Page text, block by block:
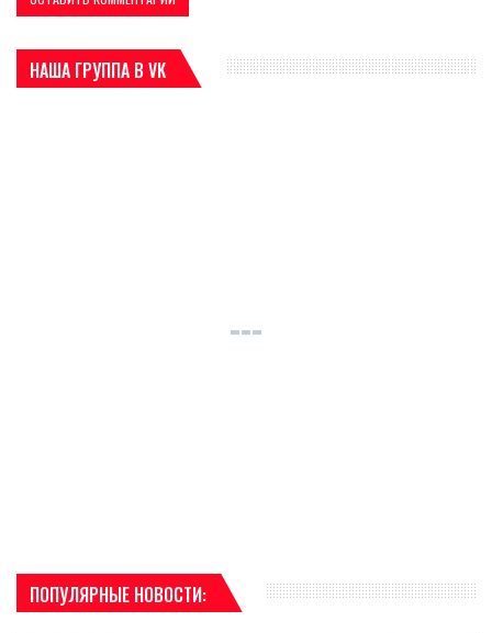
НАША ГРУППА В VK
ПОПУЛЯРНЫЕ НОВОСТИ: